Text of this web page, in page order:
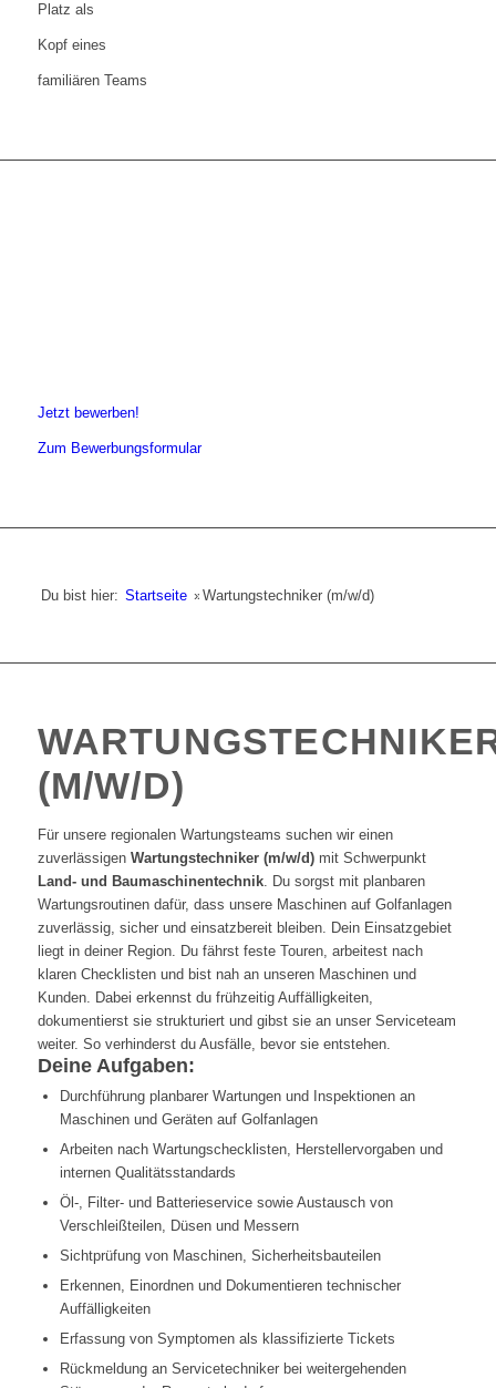
Platz als
Kopf eines
familiären Teams
Jetzt bewerben!
Zum Bewerbungsformular
Du bist hier: Startseite » Wartungstechniker (m/w/d)
(M/W/D)
Für unsere regionalen Wartungsteams suchen wir einen
zuverlässigen Wartungstechniker (m/w/d) mit Schwerpunkt
Land- und Baumaschinentechnik. Du sorgst mit planbaren
Wartungsroutinen dafür, dass unsere Maschinen auf Golfanlagen
zuverlässig, sicher und einsatzbereit bleiben. Dein Einsatzgebiet
liegt in deiner Region. Du fährst feste Touren, arbeitest nach
klaren Checklisten und bist nah an unseren Maschinen und
Kunden. Dabei erkennst du frühzeitig Auffälligkeiten,
dokumentierst sie strukturiert und gibst sie an unser Serviceteam
weiter. So verhinderst du Ausfälle, bevor sie entstehen.
Deine Aufgaben:
Durchführung planbarer Wartungen und Inspektionen an
Maschinen und Geräten auf Golfanlagen
Arbeiten nach Wartungschecklisten, Herstellervorgaben und
internen Qualitätsstandards
Öl-, Filter- und Batterieservice sowie Austausch von
Verschleißteilen, Düsen und Messern
Sichtprüfung von Maschinen, Sicherheitsbauteilen
Erkennen, Einordnen und Dokumentieren technischer
Auffälligkeiten
Erfassung von Symptomen als klassifizierte Tickets
Rückmeldung an Servicetechniker bei weitergehenden